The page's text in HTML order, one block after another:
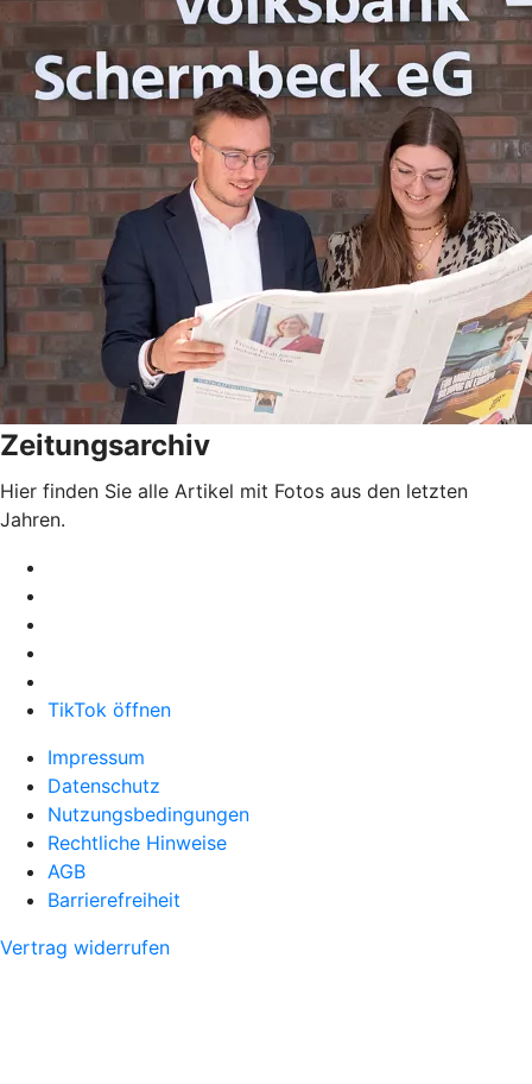
Zeitungsarchiv
Hier finden Sie alle Artikel mit Fotos aus den letzten
Jahren.
TikTok öffnen
Impressum
Datenschutz
Nutzungsbedingungen
Rechtliche Hinweise
AGB
Barrierefreiheit
Vertrag widerrufen